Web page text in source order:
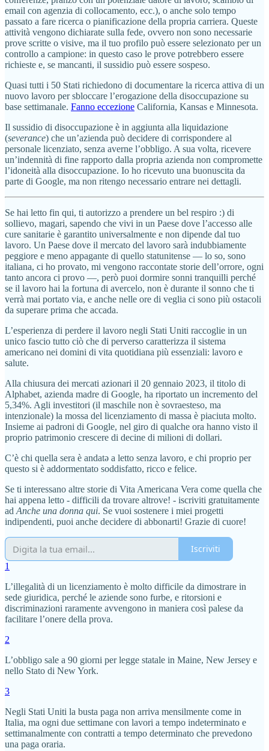
email con agenzia di collocamento, ecc.), o anche solo tempo
passato a fare ricerca o pianificazione della propria carriera. Queste
attività vengono dichiarate sulla fede, ovvero non sono necessarie
prove scritte o visive, ma il tuo profilo può essere selezionato per un
controllo a campione: in questo caso le prove potrebbero essere
richieste e, se mancanti, il sussidio può essere sospeso.
Quasi tutti i 50 Stati richiedono di documentare la ricerca attiva di un
nuovo lavoro per sbloccare l’erogazione della disoccupazione su
base settimanale. Fanno eccezione California, Kansas e Minnesota.
Il sussidio di disoccupazione è in aggiunta alla liquidazione
(severance) che un’azienda può decidere di corrispondere al
personale licenziato, senza averne l’obbligo. A sua volta, ricevere
un’indennità di fine rapporto dalla propria azienda non compromette
l’idoneità alla disoccupazione. Io ho ricevuto una buonuscita da
parte di Google, ma non ritengo necessario entrare nei dettagli.
Se hai letto fin qui, ti autorizzo a prendere un bel respiro :) di
sollievo, magari, sapendo che vivi in un Paese dove l’accesso alle
cure sanitarie è garantito universalmente e non dipende dal tuo
lavoro. Un Paese dove il mercato del lavoro sarà indubbiamente
peggiore e meno appagante di quello statunitense — lo so, sono
italiana, ci ho provato, mi vengono raccontate storie dell’orrore, ogni
tanto ancora ci provo —, però puoi dormire sonni tranquilli perché
se il lavoro hai la fortuna di avercelo, non è durante il sonno che ti
verrà mai portato via, e anche nelle ore di veglia ci sono più ostacoli
da superare prima che accada.
L’esperienza di perdere il lavoro negli Stati Uniti raccoglie in un
unico fascio tutto ciò che di perverso caratterizza il sistema
americano nei domini di vita quotidiana più essenziali: lavoro e
salute.
Alla chiusura dei mercati azionari il 20 gennaio 2023, il titolo di
Alphabet, azienda madre di Google, ha riportato un incremento del
5,34%. Agli investitori (il maschile non è sovraesteso, ma
intenzionale) la mossa del licenziamento di massa è piaciuta molto.
Insieme ai padroni di Google, nel giro di qualche ora hanno visto il
proprio patrimonio crescere di decine di milioni di dollari.
C’è chi quella sera è andatə a letto senza lavoro, e chi proprio per
questo si è addormentato soddisfatto, ricco e felice.
Se ti interessano altre storie di Vita Americana Vera come quella che
hai appena letto - difficili da trovare altrove! - iscriviti gratuitamente
ad Anche una donna qui. Se vuoi sostenere i miei progetti
indipendenti, puoi anche decidere di abbonarti! Grazie di cuore!
Iscriviti
1
L’illegalità di un licenziamento è molto difficile da dimostrare in
sede giuridica, perché le aziende sono furbe, e ritorsioni e
discriminazioni raramente avvengono in maniera così palese da
facilitare l’onere della prova.
2
L’obbligo sale a 90 giorni per legge statale in Maine, New Jersey e
nello Stato di New York.
3
Negli Stati Uniti la busta paga non arriva mensilmente come in
Italia, ma ogni due settimane con lavori a tempo indeterminato e
settimanalmente con contratti a tempo determinato che prevedono
una paga oraria.